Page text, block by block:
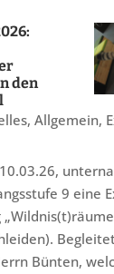
den
, Allgemein,
9 eine
Bünten,